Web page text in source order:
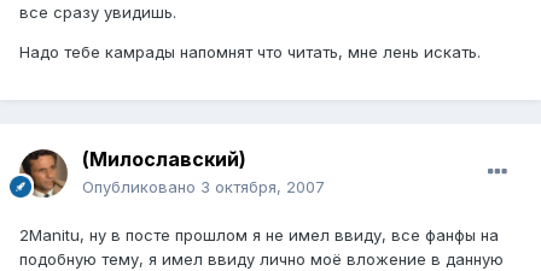
все сразу увидишь.
Надо тебе камрады напомнят что читать, мне лень искать.
(Милославский)
Опубликовано 3 октября, 2007
2Manitu, ну в посте прошлом я не имел ввиду, все фанфы на
подобную тему, я имел ввиду лично моё вложение в данную